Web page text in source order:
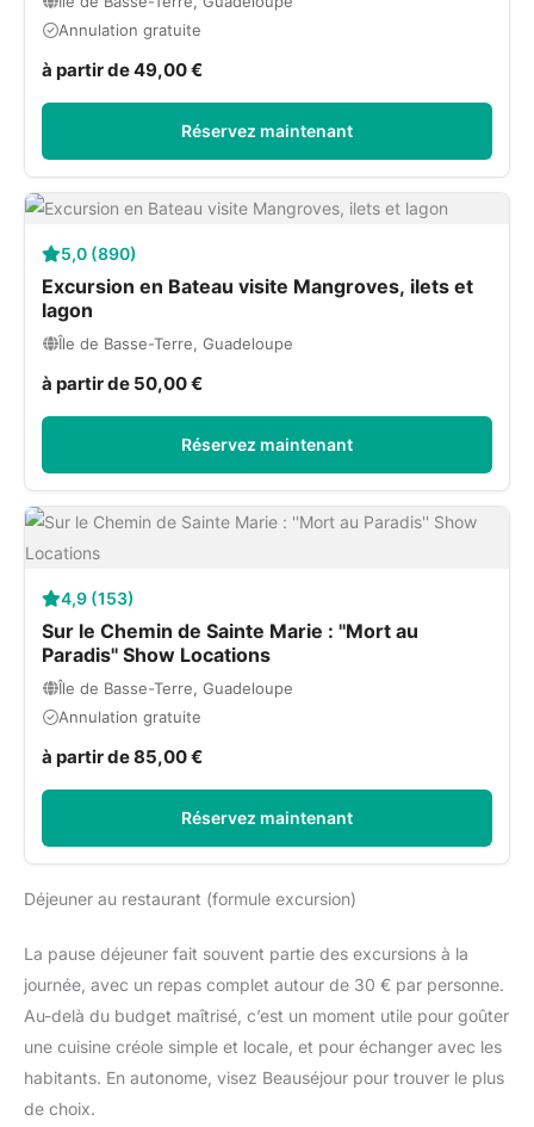
Annulation gratuite
à partir de 49,00 €
Réservez maintenant
5,0 (890)
Excursion en Bateau visite Mangroves, ilets et
lagon
Île de Basse-Terre, Guadeloupe
à partir de 50,00 €
Réservez maintenant
4,9 (153)
Sur le Chemin de Sainte Marie : ''Mort au
Paradis'' Show Locations
Île de Basse-Terre, Guadeloupe
Annulation gratuite
à partir de 85,00 €
Réservez maintenant
Déjeuner au restaurant (formule excursion)
La pause déjeuner fait souvent partie des excursions à la
journée, avec un repas complet autour de 30 € par personne.
Au-delà du budget maîtrisé, c’est un moment utile pour goûter
une cuisine créole simple et locale, et pour échanger avec les
habitants. En autonome, visez Beauséjour pour trouver le plus
de choix.